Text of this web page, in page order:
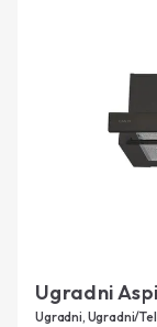
Ugradni
Ugradni, Ugradni/